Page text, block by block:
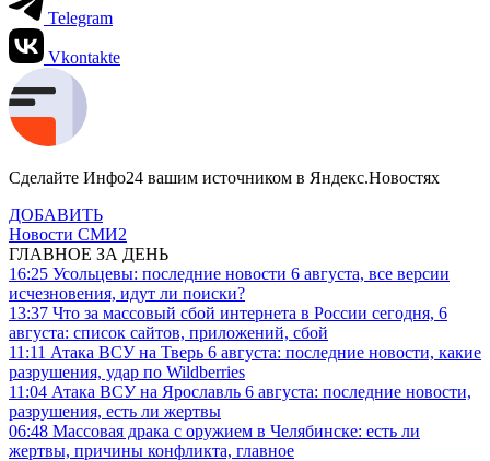
Telegram
Vkontakte
Сделайте Инфо24 вашим источником в Яндекс.Новостях
ДОБАВИТЬ
Новости СМИ2
ГЛАВНОЕ ЗА ДЕНЬ
16:25 Усольцевы: последние новости 6 августа, все версии
исчезновения, идут ли поиски?
13:37 Что за массовый сбой интернета в России сегодня, 6
августа: список сайтов, приложений, сбой
11:11 Атака ВСУ на Тверь 6 августа: последние новости, какие
разрушения, удар по Wildberries
11:04 Атака ВСУ на Ярославль 6 августа: последние новости,
разрушения, есть ли жертвы
06:48 Массовая драка с оружием в Челябинске: есть ли
жертвы, причины конфликта, главное